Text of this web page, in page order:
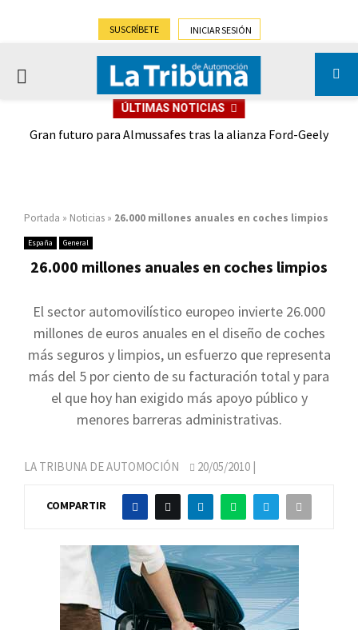
SUSCRÍBETE INICIAR SESIÓN
PRIMARY
ÚLTIMAS NOTICIAS
Gran futuro para Almussafes tras la alianza Ford-Geely
Portada » Noticias » 26.000 millones anuales en coches limpios
España General
26.000 millones anuales en coches limpios
El sector automovilístico europeo invierte 26.000
millones de euros anuales en el diseño de coches
más seguros y limpios, un esfuerzo que representa
más del 5 por ciento de su facturación total y para
el que hoy han exigido más apoyo público y
menores barreras administrativas.
LA TRIBUNA DE AUTOMOCIÓN 20/05/2010 |
COMPARTIR